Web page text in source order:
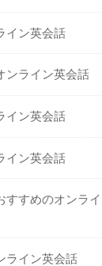
イン英会話
ンライン英会話
イン英会話
イン英会話
すすめのオンライ
ライン英会話